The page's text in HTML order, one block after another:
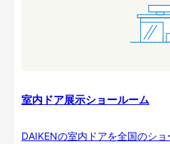
室内ドア展示ショールーム
DAIKENの室内ドアを全国のシ